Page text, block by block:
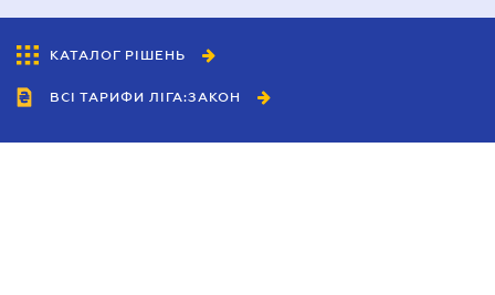
КАТАЛОГ РІШЕНЬ
ВСІ ТАРИФИ ЛІГА:ЗАКОН